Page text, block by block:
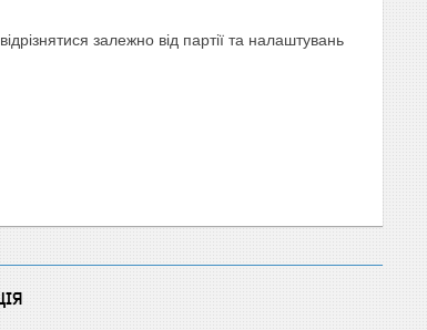
залежно від партії та налаштувань